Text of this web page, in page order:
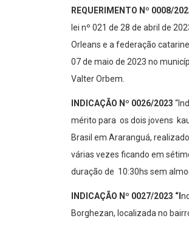
REQUERIMENTO Nº 0008/
lei nº 021 de 28 de abril de
Orleans e a federação
07 de maio de 2023 no
Valter Orbem.
INDICAÇÃO Nº 0026/2023
mérito para os dois jovens
Brasil em Araranguá,
várias vezes ficando em
duração de 10:30hs sem
INDICAÇÃO Nº 0027/2023 “I
Borghezan, localizada no